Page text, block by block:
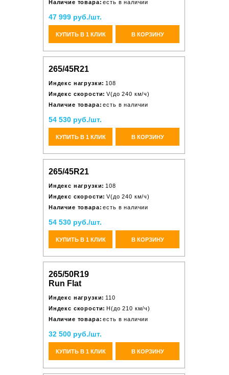
Наличие товара: есть в наличии
47 999 руб./шт.
КУПИТЬ В 1 КЛИК В КОРЗИНУ
265/45R21
Индекс нагрузки: 108
Индекс скорости: V(до 240 км/ч)
Наличие товара: есть в наличии
54 530 руб./шт.
КУПИТЬ В 1 КЛИК В КОРЗИНУ
265/45R21
Индекс нагрузки: 108
Индекс скорости: V(до 240 км/ч)
Наличие товара: есть в наличии
54 530 руб./шт.
КУПИТЬ В 1 КЛИК В КОРЗИНУ
265/50R19
Run Flat
Индекс нагрузки: 110
Индекс скорости: H(до 210 км/ч)
Наличие товара: есть в наличии
32 500 руб./шт.
КУПИТЬ В 1 КЛИК В КОРЗИНУ